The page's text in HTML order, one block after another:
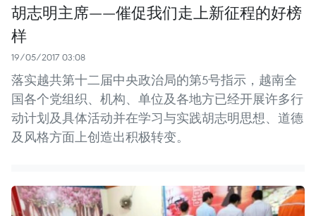
胡志明主席——催促我们走上新征程的好榜
样
19/05/2017 03:08
落实越共第十二届中央政治局的第5号指示，越南全
国各个党组织、机构、单位及各地方已经开展许多行
动计划及具体活动并在学习与实践胡志明思想、道德
及风格方面上创造出积极转变。